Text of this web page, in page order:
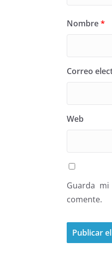
Nombre*
Correo
Web
Guarda
comente.